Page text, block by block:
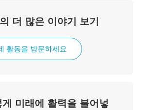
더 많은 이야기 보기
활동을 방문하세요
미래에 활력을 불어넣